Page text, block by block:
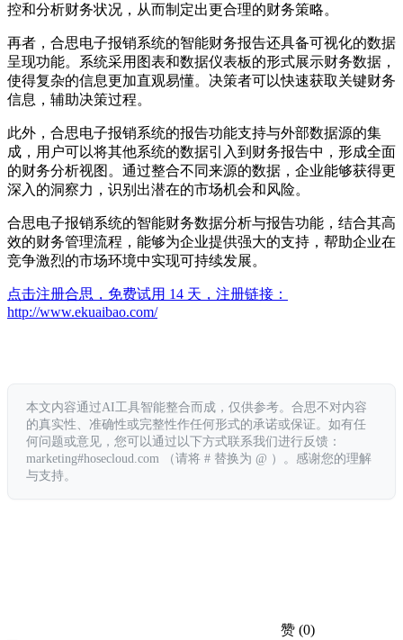
控和分析财务状况，从而制定出更合理的财务策略。
再者，合思电子报销系统的智能财务报告还具备可视化的数据
呈现功能。系统采用图表和数据仪表板的形式展示财务数据，
使得复杂的信息更加直观易懂。决策者可以快速获取关键财务
信息，辅助决策过程。
此外，合思电子报销系统的报告功能支持与外部数据源的集
成，用户可以将其他系统的数据引入到财务报告中，形成全面
的财务分析视图。通过整合不同来源的数据，企业能够获得更
深入的洞察力，识别出潜在的市场机会和风险。
合思电子报销系统的智能财务数据分析与报告功能，结合其高
效的财务管理流程，能够为企业提供强大的支持，帮助企业在
竞争激烈的市场环境中实现可持续发展。
点击注册合思，免费试用 14 天，注册链接：
http://www.ekuaibao.com/
本文内容通过AI工具智能整合而成，仅供参考。合思不对内容
的真实性、准确性或完整性作任何形式的承诺或保证。如有任
何问题或意见，您可以通过以下方式联系我们进行反馈：
marketing#hosecloud.com （请将 # 替换为 @ ）。感谢您的理解
与支持。
赞 (0)